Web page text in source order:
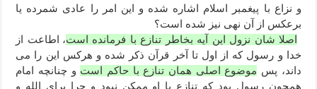
و نزاع با پیغمبر اسلام اشاره شده و این امر را عادی شمرده یا
برعکس از آن نهی نیز شده است؟
اصلا شان نزول این آیه بخاطر تنازع با فرمانده است، اطاعت از
خدا و رسول که از اول تا آخر قرآن ذکر شده و هرکس این را می
داند، پس موضوع اصلی همان تنازع با حاکم است و چنانچه امام
همچون رسول بود که تنازع با او ممکن نبود و چرا برای الله و